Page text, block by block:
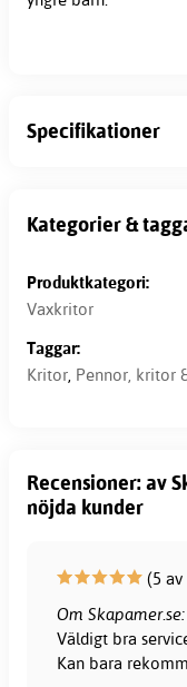
Specifikationer
Kategorier &
Produktkategori:
Vaxkritor
Taggar:
Kritor, Pennor, kritor
Recensioner: av
nöjda kunder
(5 av
Om Skapamer.se:
Väldigt bra
Kan bara